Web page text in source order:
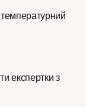
експертки з